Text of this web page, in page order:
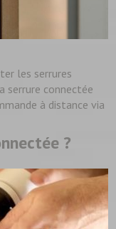
les serrures
serrure connectée
à distance via
?